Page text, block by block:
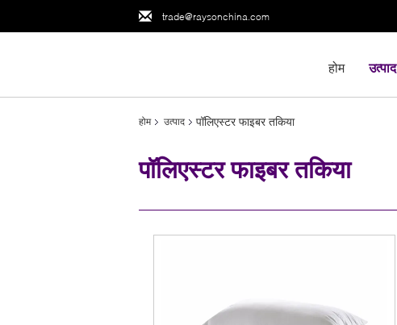
trade@raysonchina.com
होम उत्पाद
होम उत्पाद पॉलिएस्टर फाइबर तकिया
पॉलिएस्टर फाइबर तकिया